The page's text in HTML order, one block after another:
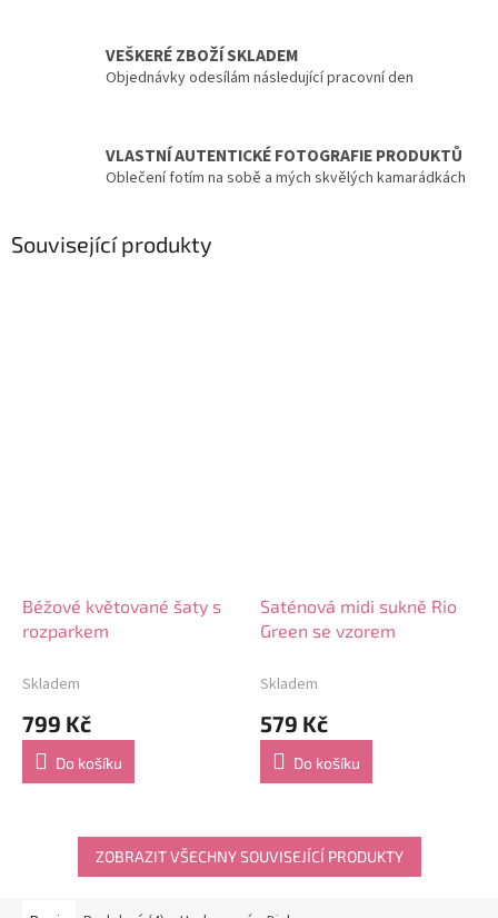
VEŠKERÉ ZBOŽÍ SKLADEM
Objednávky odesílám následující pracovní den
VLASTNÍ AUTENTICKÉ FOTOGRAFIE PRODUKTŮ
Oblečení fotím na sobě a mých skvělých kamarádkách
Související produkty
Béžové květované šaty s
rozparkem
Skladem
799 Kč
Do košíku
Saténová midi sukně Rio
Green se vzorem
Skladem
579 Kč
Do košíku
ZOBRAZIT VŠECHNY SOUVISEJÍCÍ PRODUKTY